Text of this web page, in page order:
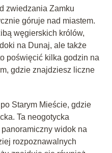
zwiedzania Zamku
góruje nad miastem.
węgierskich królów,
na Dunaj, ale także
poświęcić kilka godzin na
gdzie znajdziesz liczne
Starym Mieście, gdzie
Ta neogotycka
widok na
rozpoznawalnych